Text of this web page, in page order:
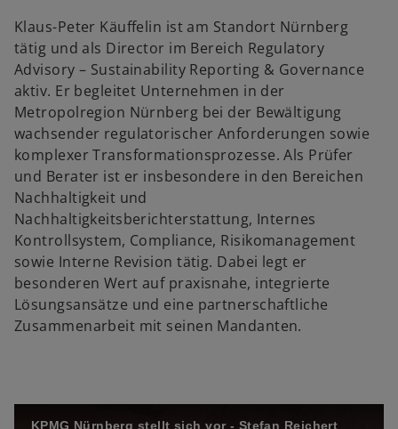
e
o
l
a
V
Klaus-Peter Käuffelin ist am Standort Nürnberg
tätig und als Director im Bereich Regulatory
Advisory – Sustainability Reporting & Governance
aktiv. Er begleitet Unternehmen in der
Metropolregion Nürnberg bei der Bewältigung
wachsender regulatorischer Anforderungen sowie
komplexer Transformationsprozesse. Als Prüfer
und Berater ist er insbesondere in den Bereichen
Nachhaltigkeit und
Nachhaltigkeitsberichterstattung, Internes
Kontrollsystem, Compliance, Risikomanagement
sowie Interne Revision tätig. Dabei legt er
besonderen Wert auf praxisnahe, integrierte
Lösungsansätze und eine partnerschaftliche
Zusammenarbeit mit seinen Mandanten.
KPMG Nürnberg stellt sich vor - Stefan Reichert